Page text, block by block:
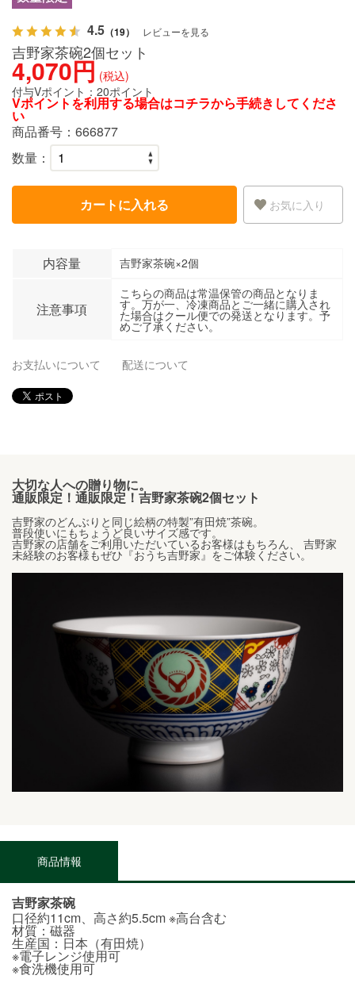
4.5 （19） レビューを見る
吉野家茶碗2個セット
4,070円 (税込)
付与Vポイント： 20ポイント
Vポイントを利用する場合はコチラから手続きしてくださ
い
商品番号： 666877
数量：
カートに入れる お気に入り
内容量 吉野家茶碗×2個
注意事項
こちらの商品は常温保管の商品となりま
す。万が一、冷凍商品とご一緒に購入され
た場合はクール便での発送となります。予
めご了承ください。
お支払いについて 配送について
大切な人への贈り物に。
通販限定！通販限定！吉野家茶碗2個セット
吉野家のどんぶりと同じ絵柄の特製”有田焼”茶碗。
普段使いにもちょうど良いサイズ感です。
吉野家の店舗をご利用いただいているお客様はもちろん、 吉野家
未経験のお客様もぜひ『おうち吉野家』をご体験ください。
商品情報
吉野家茶碗
口径約11cm、高さ約5.5cm ※高台含む
材質：磁器
生産国：日本（有田焼）
※電子レンジ使用可
※食洗機使用可